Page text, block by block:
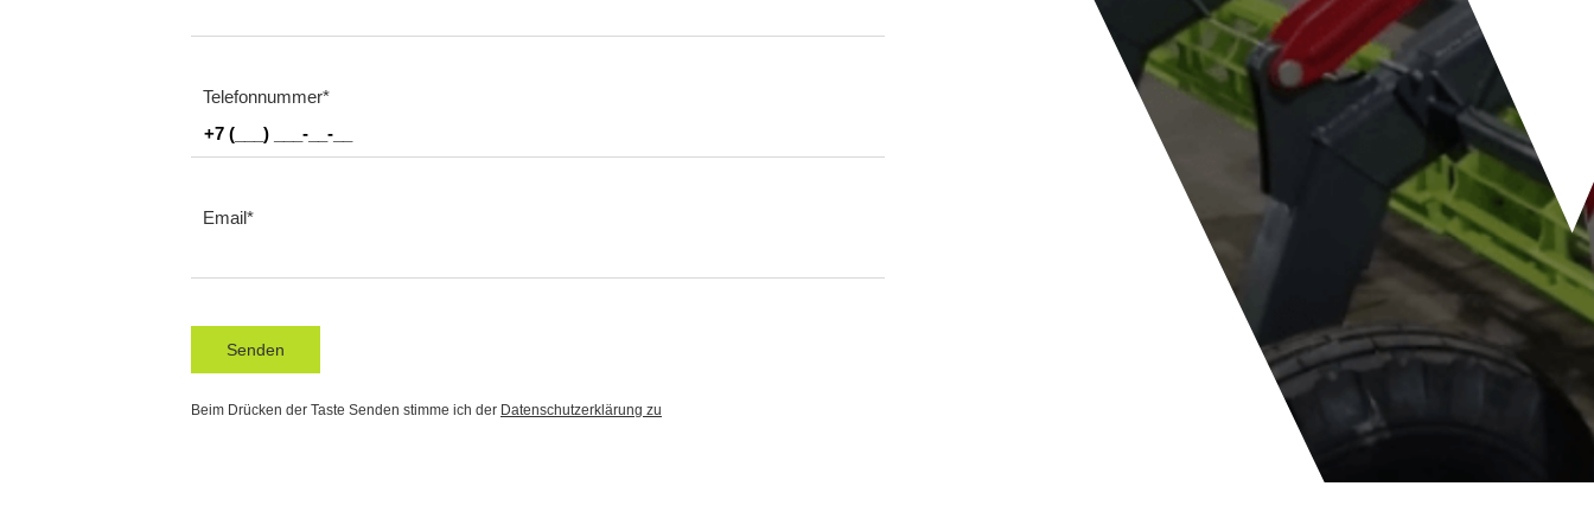
Telefonnummer
Email
Senden
Beim Drücken der Taste Senden stimme ich der Datenschutzerklärung zu